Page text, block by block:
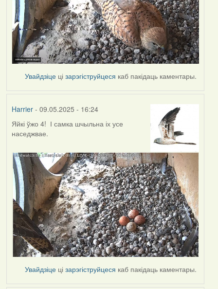
Увайдзіце цізарэгіструйцеся каб пакідаць каментары.
Harrier- 09.05.2025 - 16:24
Яйкі ўжо 4! І самка шчыльна іх усе
наседжвае.
Увайдзіце цізарэгіструйцеся каб пакідаць каментары.